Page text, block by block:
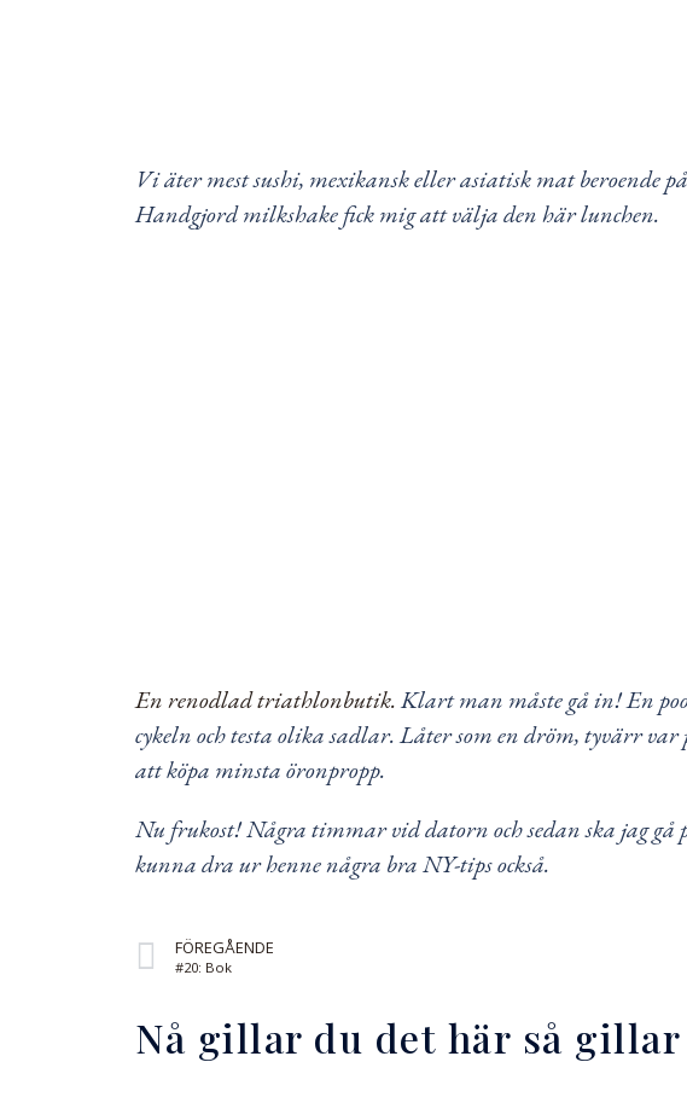
Vi äter mest sushi, mexikansk eller asiatisk mat
Handgjord milkshake fick mig att välja den här lunchen.
En renodlad triathlonbutik.Klart man måste gå in! En
cykeln och testa olika sadlar. Låter som en dröm, tyvärr
att köpa minsta öronpropp.
Nu frukost! Några timmar vid datorn och sedan ska jag gå
kunna dra ur henne några bra NY-tips också.
FÖREGÅENDE
#20: Bok
Nå gillar du det här så gillar